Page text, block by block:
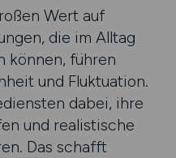
Wert auf
die im Alltag
können, führen
und Fluktuation.
dabei, ihre
und realistische
Das schafft